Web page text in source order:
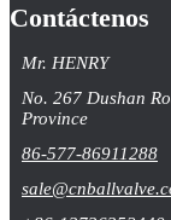
Contáctenos
Mr. HENRY
No. 267 Dushan
Province
86-577-86911288